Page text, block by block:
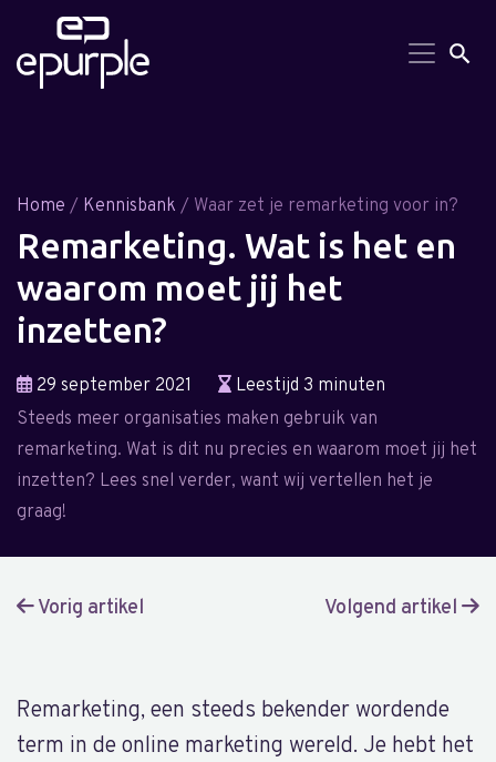
Home / Kennisbank / Waar zet je remarketing voor in?
Remarketing. Wat is het en
waarom moet jij het
inzetten?
29 september 2021
Leestijd 3 minuten
Steeds meer organisaties maken gebruik van
remarketing. Wat is dit nu precies en waarom moet jij het
inzetten? Lees snel verder, want wij vertellen het je
graag!
Vorig artikel Volgend artikel
Remarketing, een steeds bekender wordende
term in de online marketing wereld. Je hebt het